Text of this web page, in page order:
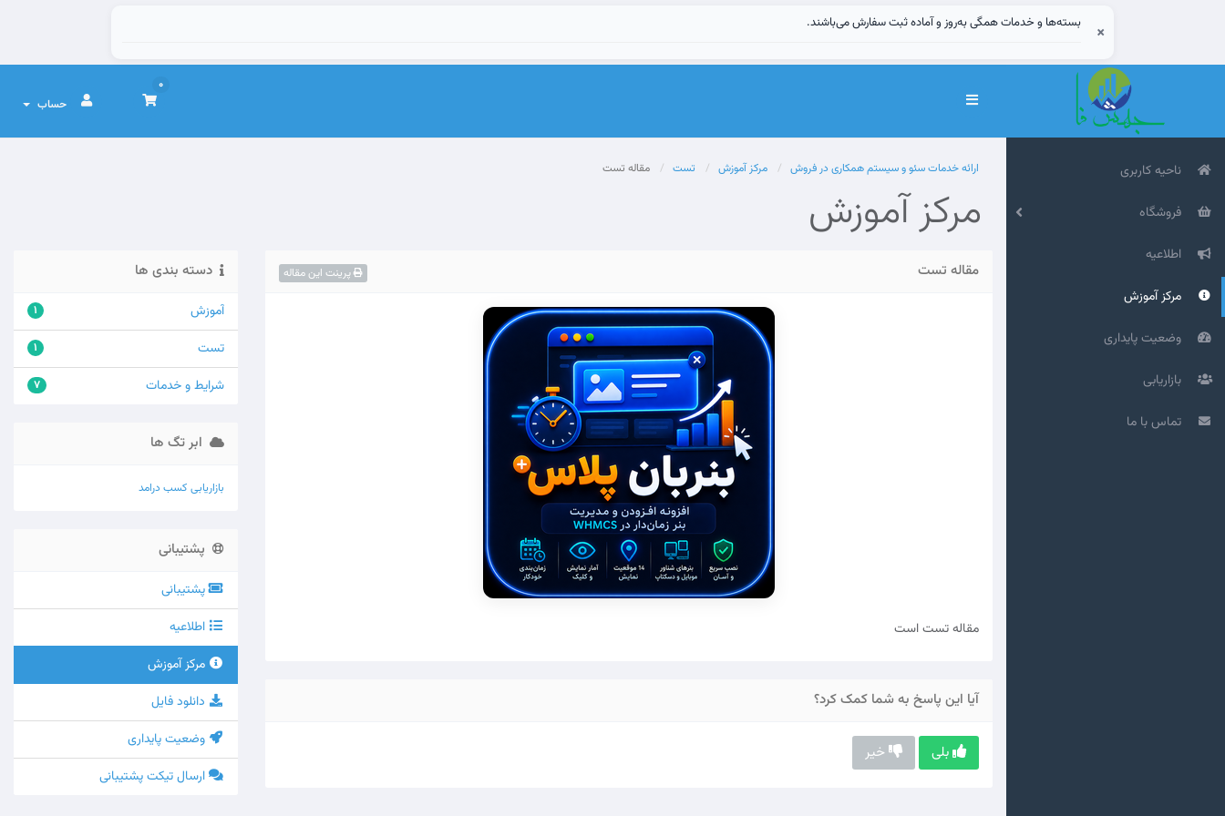
بسته‌ها و خدمات همگی به‌روز و آماده ثبت سفارش می‌باشند. ×
تغییر
ناوبری
0
حساب
ناحیه کاربری
فروشگاه
اطلاعیه
مرکز آموزش
وضعیت پایداری
بازاریابی
تماس با ما
ارائه خدمات سئو و سیستم همکاری در فروش مرکز آموزش تست مقاله تست
مرکز آموزش
دسته بندی ها
1 آموزش
1 تست
7 شرایط و خدمات
مقاله تست پرینت این مقاله
مقاله تست است
آیا این پاسخ به شما کمک کرد؟
بلی خیر
ابر تگ ها
بازاریابی کسب درامد
پشتیبانی
پشتیبانی
اطلاعیه
مرکز آموزش
دانلود فایل
وضعیت پایداری
ارسال تیکت پشتیبانی